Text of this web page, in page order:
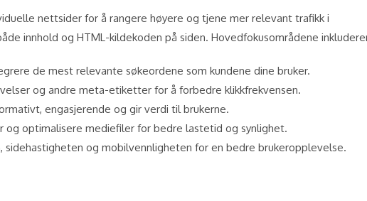
nettsider for å rangere høyere og tjene mer relevant trafikk i
innhold og HTML-kildekoden på siden. Hovedfokusområdene
de mest relevante søkeordene som kundene dine bruker.
og andre meta-etiketter for å forbedre klikkfrekvensen.
engasjerende og gir verdi til brukerne.
og optimalisere mediefiler for bedre lastetid og synlighet.
sidehastigheten og mobilvennligheten for en bedre brukeropplevelse.